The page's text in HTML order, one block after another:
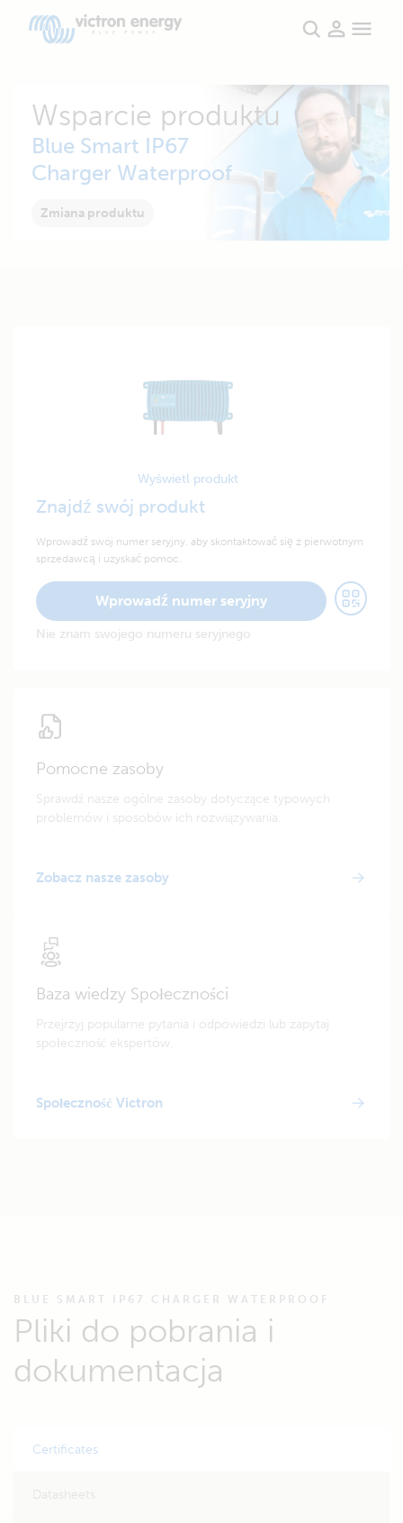
Wsparcie produktu
Blue Smart IP67
Charger Waterproof
Zmiana produktu
Wyświetl produkt
Znajdź swój produkt
Wprowadź swój numer seryjny, aby skontaktować się z pierwotnym
sprzedawcą i uzyskać pomoc.
Wprowadź numer seryjny
Nie znam swojego numeru seryjnego
Pomocne zasoby
Sprawdź nasze ogólne zasoby dotyczące typowych
problemów i sposobów ich rozwiązywania.
Zobacz nasze zasoby
Baza wiedzy Społeczności
Przejrzyj popularne pytania i odpowiedzi lub zapytaj
społeczność ekspertów.
Społeczność Victron
BLUE SMART IP67 CHARGER WATERPROOF
Pliki do pobrania i
dokumentacja
Certificates